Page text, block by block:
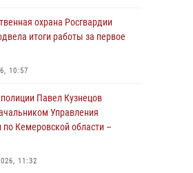
задержали участника драки,
побои оппоненту
08:50
порядка на городском пляже
08:10
в Юрге пресекли попытку
на территорию частного
охрана Росгвардии
итоги работы за первое
10:57
Павел Кузнецов
Управления
по Кемеровской области –
11:32